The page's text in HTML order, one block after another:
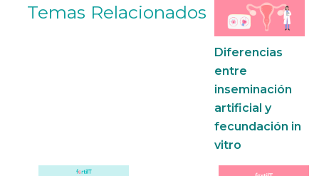
Temas Relacionados
Diferencias
entre
inseminación
artificial y
fecundación in
vitro